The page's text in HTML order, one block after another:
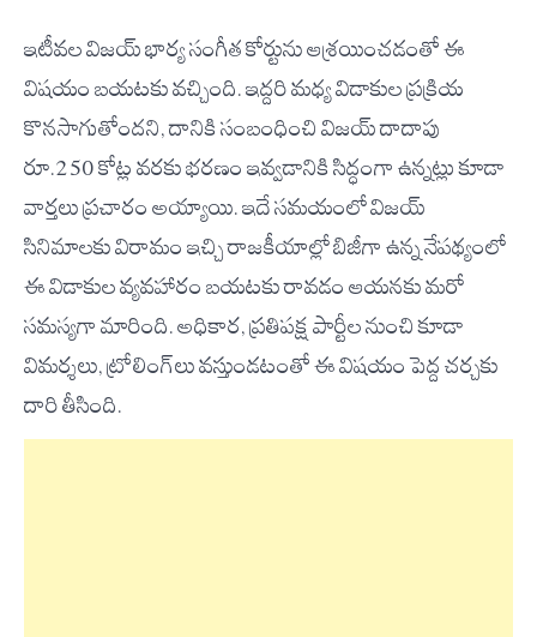
ఇటీవల విజయ్ భార్య సంగీత కోర్టును ఆశ్రయించడంతో ఈ
విషయం బయటకు వచ్చింది. ఇద్దరి మధ్య విడాకుల ప్రక్రియ
కొనసాగుతోందని, దానికి సంబంధించి విజయ్ దాదాపు
రూ.250 కోట్ల వరకు భరణం ఇవ్వడానికి సిద్ధంగా ఉన్నట్లు కూడా
వార్తలు ప్రచారం అయ్యాయి. ఇదే సమయంలో విజయ్
సినిమాలకు విరామం ఇచ్చి రాజకీయాల్లో బిజీగా ఉన్న నేపథ్యంలో
ఈ విడాకుల వ్యవహారం బయటకు రావడం ఆయనకు మరో
సమస్యగా మారింది. అధికార, ప్రతిపక్ష పార్టీల నుంచి కూడా
విమర్శలు, ట్రోలింగ్‌లు వస్తుండటంతో ఈ విషయం పెద్ద చర్చకు
దారి తీసింది.